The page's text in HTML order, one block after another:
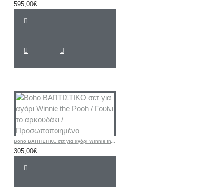
595,00€
Boho ΒΑΠΤΙΣΤΙΚΟ σετ για αγόρι Winnie the Pooh / Γουίνι το αρκουδάκι / Προσωποποιημένο
305,00€